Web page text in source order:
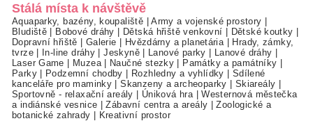
Stálá místa k návštěvě
Aquaparky, bazény, koupaliště |Army a vojenské prostory
Bludiště
Bobové dráhy Dětská hřiště venkovní Dětské koutky
Dopravní hřiště
Galerie Hvězdárny a planetária
Hrady, zámky,
tvrze| In-line dráhy |Jeskyně| Lanové parky Lanové dráhy
Laser Game
Muzea| Naučné stezky Památky a památníky
Parky| Podzemní chodby Rozhledny a vyhlídky
Sdílené
kanceláře pro maminky |Skanzeny a archeoparky Skiareály
Sportovně - relaxační areály
Úniková hra |Westernová městečka
a indiánské vesnice |Zábavní centra a areály |Zoologické a
botanické zahrady
Kreativní prostor